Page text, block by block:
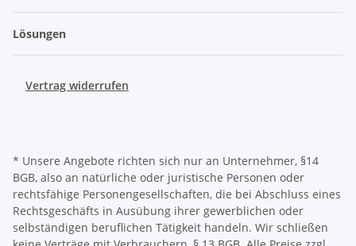
Lösungen
Vertrag widerrufen
* Unsere Angebote richten sich nur an Unternehmer, §14
BGB, also an natürliche oder juristische Personen oder
rechtsfähige Personengesellschaften, die bei Abschluss eines
Rechtsgeschäfts in Ausübung ihrer gewerblichen oder
selbständigen beruflichen Tätigkeit handeln. Wir schließen